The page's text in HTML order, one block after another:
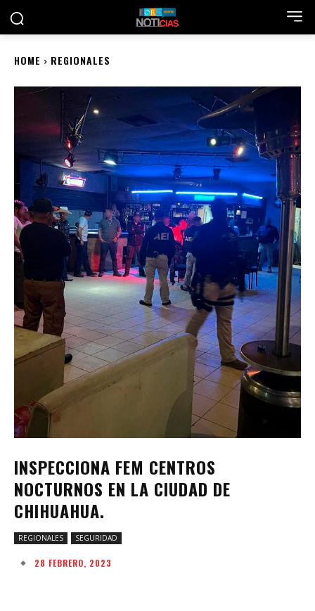
HOME REGIONALES
INSPECCIONA FEM CENTROS
NOCTURNOS EN LA CIUDAD DE
CHIHUAHUA.
REGIONALES SEGURIDAD
28 FEBRERO, 2023